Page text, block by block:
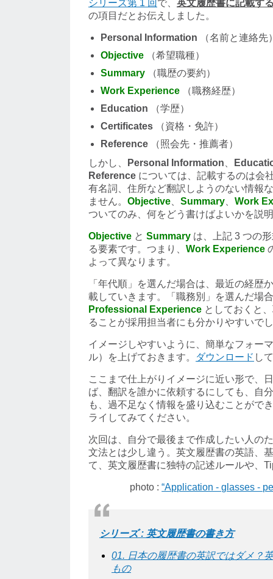
シリーズ第 1 回 で、 英文履歴書に記載す
の項目だとお伝えしました。
Personal Information （名前と連絡先
Objective （希望職種）
Summary （職歴の要約）
Work Experience （職務経歴）
Education （学歴）
Certificates （資格・免許）
Reference （照会先・推薦者）
しかし、
Personal Information
Reference については、記載するのは会
有名詞、住所など翻訳しようのない情報
ません。 Objective Summary
Work
ついてのみ、何をどう書けばよいかを説
Objective と Summary は、上記 3 つの
る要素です。つまり、 Work Experience
よって異なります。
「年代順」を選んだ場合は、最近の経歴
載していきます。「職務別」を選んだ場
Professional Experience としておくと
ることが採用担当者にも分かりやすいで
イメージしやすいように、簡単なフォー
ル）を上げておきます。
ダウンロード し
ここまで仕上がりイメージに近い形で、
ば、翻訳を誰かに依頼するにしても、自
も、過不足なく情報を盛り込むことがで
ライしてみてください。
次回は、自分で最後まで作成したい人の
文法とは少し違う。英文履歴書の英語、
て、英文履歴書に独特の記述ルールや、
photo :“Application - glasses -
シリーズ : 英文履歴書の書き方
01. 日本の履歴書の英訳ではダメ？
もの